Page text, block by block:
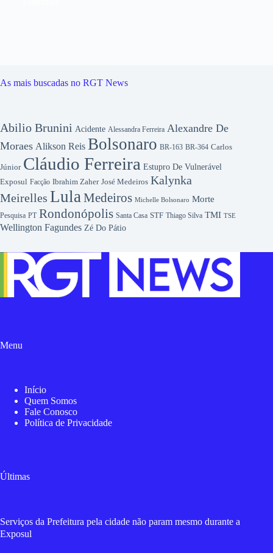
As mais buscadas no RGT News
Abilio Brunini Acidente Alessandra Ferreira Alexandre De
Moraes Alikson Reis Bolsonaro BR-163 BR-364 Carlos
Júnior Cláudio Ferreira Estupro De Vulnerável
Exposul Facção Ibrahim Zaher José Medeiros Kalynka
Meirelles LulaMedeiros Michelle Bolsonaro Morte
Pesquisa PT Rondonópolis Santa Casa STF Thiago Silva TMI TSE
Wellington Fagundes Zé Do Pátio
Menu
Início
Quem Somos
Fale Conosco
Política de Privacidade
Últimas
Serviços da Prefeitura pela cidade não param mesmo durante a
Exposul